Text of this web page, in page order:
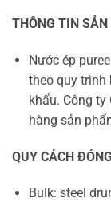
THÔNG TIN
Nước ép
theo quy trình
khẩu. Công ty
hàng sản
QUY CÁCH
Bulk: steel